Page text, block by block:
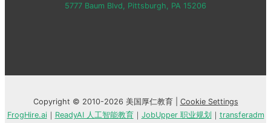
5777 Baum Blvd, Pittsburgh, PA 15206
Copyright © 2010-2026 美国厚仁教育 | Cookie Settings
FrogHire.ai｜ ReadyAI 人工智能教育｜ JobUpper 职业规划 ｜ transferadm